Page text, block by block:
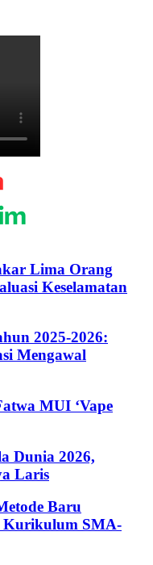
Lima Orang
Keselamatan
2025-2026:
Mengawal
MUI ‘Vape
Dunia 2026,
Laris
Baru
Kurikulum SMA-